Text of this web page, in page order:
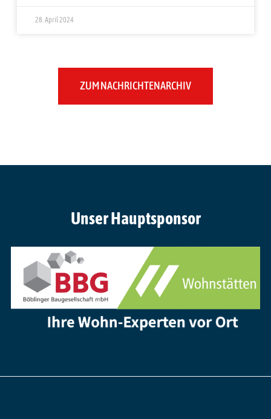
28. April 2024
ZUM NACHRICHTENARCHIV
Unser Hauptsponsor